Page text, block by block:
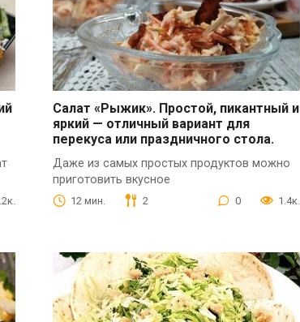
Салат «Рыжик». Простой, пикантный и
яркий — отличный вариант для
перекуса или праздничного стола.
Даже из самых простых продуктов можно
приготовить вкусное
12 мин. 2 0 1.4к.